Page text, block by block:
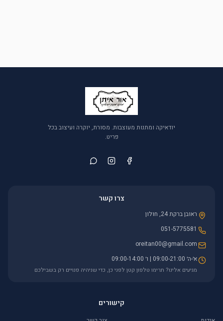
יודאיקה ומתנות מעוצבות. מסורת, יוקרה ועיצוב בכל
פריט.
צרו קשר
ראובן ברקת 24, חולון
051-5775581
oreitan00@gmail.com
א׳-ה׳ 09:00-21:00 | ו׳ 09:00-14:00
מגיעים אלינו? תרימו טלפון קטן לפני כן, כדי שניהיה פנויים רק בשבילכם
קישורים